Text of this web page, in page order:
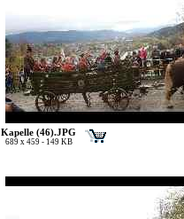
Kapelle (46).JPG
689 x 459 - 149 KB